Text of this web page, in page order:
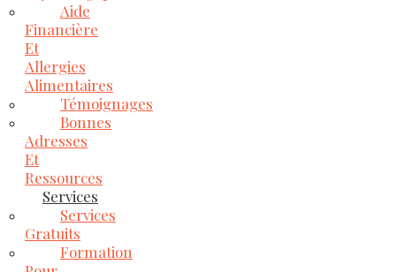
Aide
Financière
Et
Allergies
Alimentaires
Témoignages
Bonnes
Adresses
Et
Ressources
Services
Services
Gratuits
Formation